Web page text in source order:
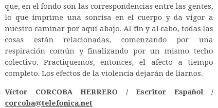
que, en el fondo son las correspondencias entre las gentes,
lo que imprime una sonrisa en el cuerpo y da vigor a
nuestro caminar por aquí abajo. Al fin y al cabo, todas las
cosas están relacionadas, comenzando por una
respiración común y finalizando por un mismo techo
colectivo. Practiquemos, entonces, el afecto a tiempo
completo. Los efectos de la violencia dejarán de liarnos.
Víctor CORCOBA HERRERO / Escritor Español /
corcoba@telefonica.net